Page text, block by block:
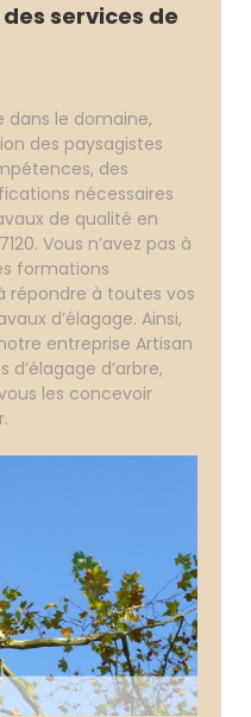
services de
dans le domaine,
des paysagistes
des
nécessaires
de qualité en
Vous n’avez pas à
formations
répondre à toutes vos
d’élagage. Ainsi,
entreprise Artisan
d’élagage d’arbre,
les concevoir